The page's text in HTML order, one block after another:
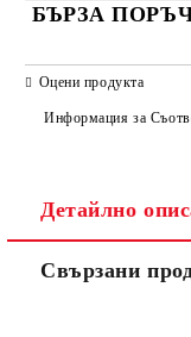
БЪРЗА
Съгласен съм с
Ние ще се свържем
Оцени продукта
Информация за
Детайлно
Свързани